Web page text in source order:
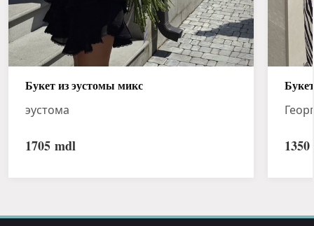
Букет из эустомы микс
эустома
1705 mdl 1350